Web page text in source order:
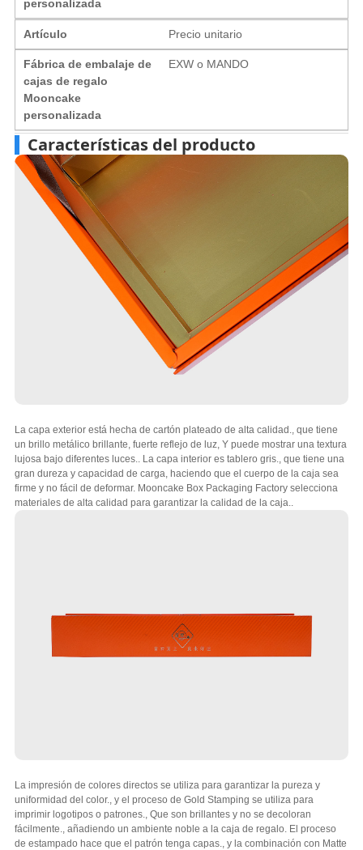
personalizada
Artículo Precio unitario
Fábrica de embalaje de
cajas de regalo
Mooncake
personalizada
EXW o MANDO
Características del producto
La capa exterior está hecha de cartón plateado de alta calidad., que tiene
un brillo metálico brillante, fuerte reflejo de luz, Y puede mostrar una textura
lujosa bajo diferentes luces.. La capa interior es tablero gris., que tiene una
gran dureza y capacidad de carga, haciendo que el cuerpo de la caja sea
firme y no fácil de deformar. Mooncake Box Packaging Factory selecciona
materiales de alta calidad para garantizar la calidad de la caja..
La impresión de colores directos se utiliza para garantizar la pureza y
uniformidad del color., y el proceso de Gold Stamping se utiliza para
imprimir logotipos o patrones., Que son brillantes y no se decoloran
fácilmente., añadiendo un ambiente noble a la caja de regalo. El proceso
de estampado hace que el patrón tenga capas., y la combinación con Matte